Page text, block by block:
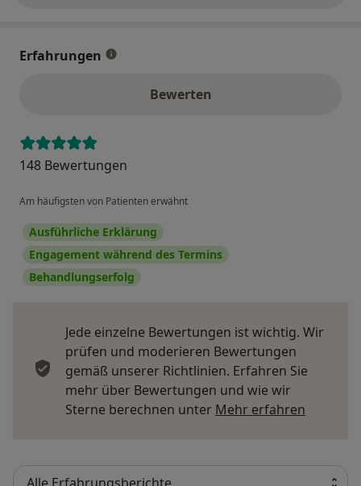
Erfahrungen
Bewerten
148 Bewertungen
Am häufigsten von Patienten erwähnt
Ausführliche Erklärung
Engagement während des Termins
Behandlungserfolg
Jede einzelne Bewertungen ist wichtig. Wir
prüfen und moderieren Bewertungen
gemäß unserer Richtlinien. Erfahren Sie
mehr über Bewertungen und wie wir
Sterne berechnen unter Mehr erfahren